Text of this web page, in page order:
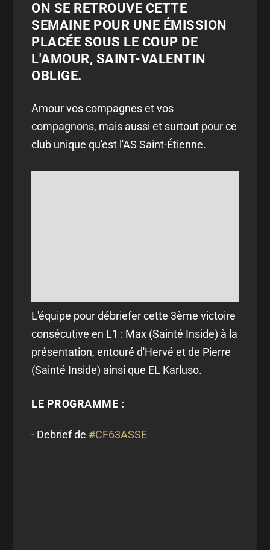
ON SE RETROUVE CETTE
SEMAINE POUR UNE ÉMISSION
PLACÉE SOUS LE COUP DE
L'AMOUR, SAINT-VALENTIN
OBLIGE.
Amour vos compagnes et vos
compagnons, mais aussi et surtout pour ce
club unique qu'est l'AS Saint-Étienne.
L'équipe pour débriefer cette 3ème victoire
consécutive en L1 : Max (Sainté Inside) à la
présentation, entouré d'Hervé et de Pierre
(Sainté Inside) ainsi que EL Karluso.
LE PROGRAMME :
- Debrief de #CF63ASSE